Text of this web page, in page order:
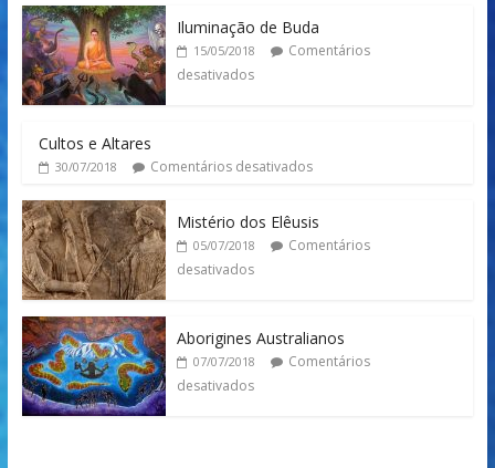
Iluminação de Buda
15/05/2018
Comentários
desativados
Cultos e Altares
30/07/2018 Comentários desativados
Mistério dos Elêusis
05/07/2018
Comentários
desativados
Aborigines Australianos
07/07/2018
Comentários
desativados